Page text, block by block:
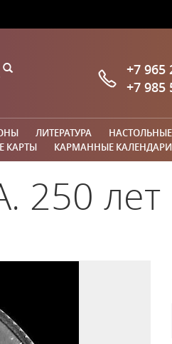
+7 965
+7 985
ЛИТЕРАТУРА
КАРТЫ КАРМАННЫЕ КАЛЕНДАРИ
лет